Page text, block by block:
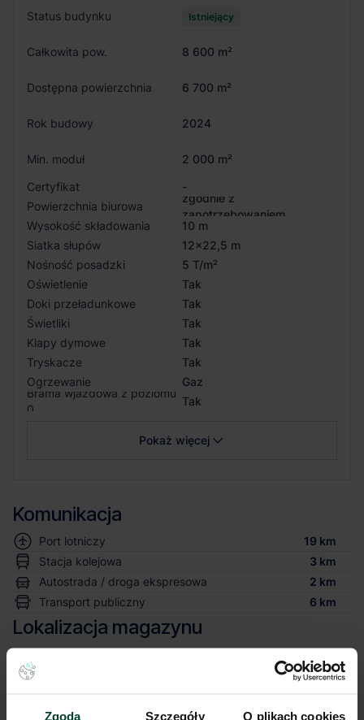
Zgoda Szczegóły O plikach cookies
Status budynku Istniejący
Całkowita pow. 8 600 m²
Dostępna powierzchnia 6 700 m²
Rok budowy 2024
Min. moduł
2 000 m²
Certyfikat
-
Powierzchnia biurowa
zgodnie z
zapotrzebowaniem
Wysokość składowania
10 m
Siatka słupów
12x22,5 m
Nośność posadzki
5 T/m²
Oświetlenie
Tak
Doki przeładunkowe
Tak
Świetliki
Tak
Klapy dymowe
Tak
Tryskacze
Tak
Ogrzewanie
Gaz
Brama wjazdowa z poziomu
0
Tak
Pokaż więcej
Komunikacja
Port lotniczy
19 km
Stacja kolejowa
3 km
Autostrada / droga ekspresowa
2 km
Transport publiczny
6 km
Lokalizacja magazynu
Niniejsze ogłoszenie ma charakter wyłącznie informacyjny i nie stanowi
odpowiada za ewentualne błędy lub nieaktualność ogłoszenia.